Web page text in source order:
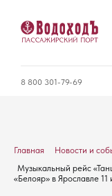
8 800 301-79-69
Главная
Новости и
Музыкальный рейс
«Белояр» в Ярославле